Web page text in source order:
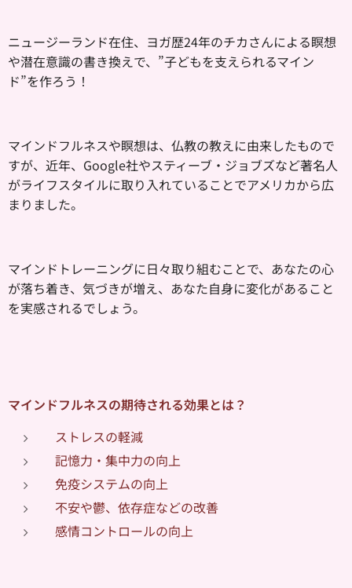
ニュージーランド在住、ヨガ歴24年のチカさんによる瞑想
や潜在意識の書き換えで、”子どもを支えられるマイン
ド”を作ろう！
マインドフルネスや瞑想は、仏教の教えに由来したもので
すが、近年、Google社やスティーブ・ジョブズなど著名人
がライフスタイルに取り入れていることでアメリカから広
まりました。
マインドトレーニングに日々取り組むことで、あなたの心
が落ち着き、気づきが増え、あなた自身に変化があること
を実感されるでしょう。
マインドフルネスの期待される効果とは？
ストレスの軽減
記憶力・集中力の向上
免疫システムの向上
不安や鬱、依存症などの改善
感情コントロールの向上